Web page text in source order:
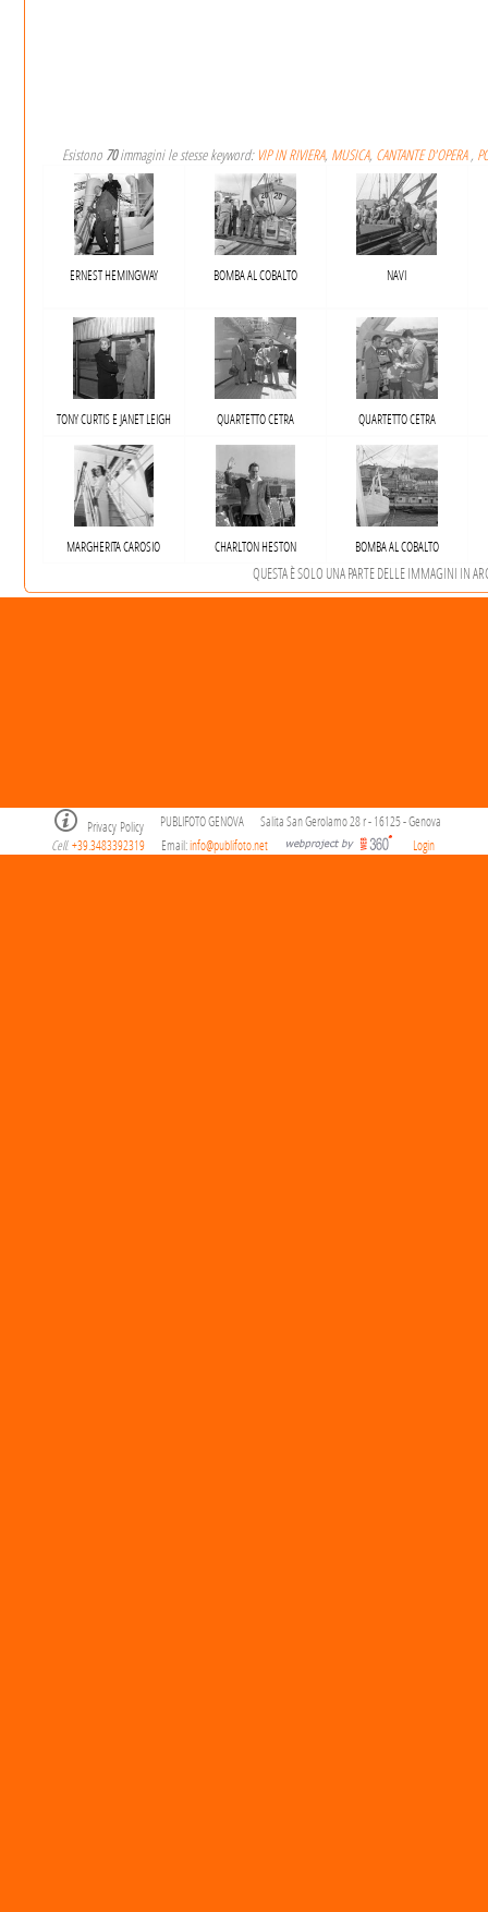
Esistono 70immagini le stesse keyword: VIP IN RIVIERA, MUSICA, CANTANTE D'OPERA,
ERNEST HEMINGWAY BOMBA AL COBALTO NAVI
TONY CURTIS E JANET LEIGH QUARTETTO CETRA QUARTETTO CETRA
MARGHERITA CAROSIO CHARLTON HESTON BOMBA AL COBALTO
QUESTA È SOLO UNA PARTE DELLE IMMAGINI IN
Privacy Policy PUBLIFOTO GENOVA
Salita San Gerolamo 28 r - 16125 - Genova
Cell. +39.3483392319 Email:info@publifoto.net Login